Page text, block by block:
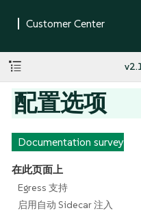
配置选项
Documentation survey
在此页面上
Egress 支持
启用自动 Sidecar 注入